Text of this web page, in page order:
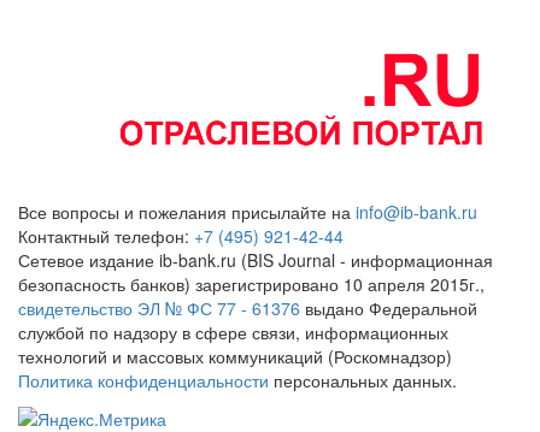
Все вопросы и пожелания присылайте на info@ib-bank.ru
Контактный телефон: +7 (495) 921-42-44
Сетевое издание ib-bank.ru (BIS Journal - информационная
безопасность банков) зарегистрировано 10 апреля 2015г.,
свидетельство ЭЛ № ФС 77 - 61376 выдано Федеральной
службой по надзору в сфере связи, информационных
технологий и массовых коммуникаций (Роскомнадзор)
Политика конфиденциальности персональных данных.